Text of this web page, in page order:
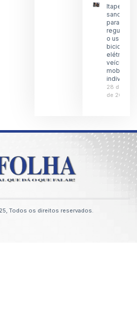
Itaperuna
sanciona
para
o uso de
bicicletas
elétricas
veículos
individual
28 de
de 2026
Todos os direitos reservados.